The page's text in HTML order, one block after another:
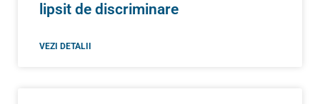
lipsit de discriminare
VEZI DETALII